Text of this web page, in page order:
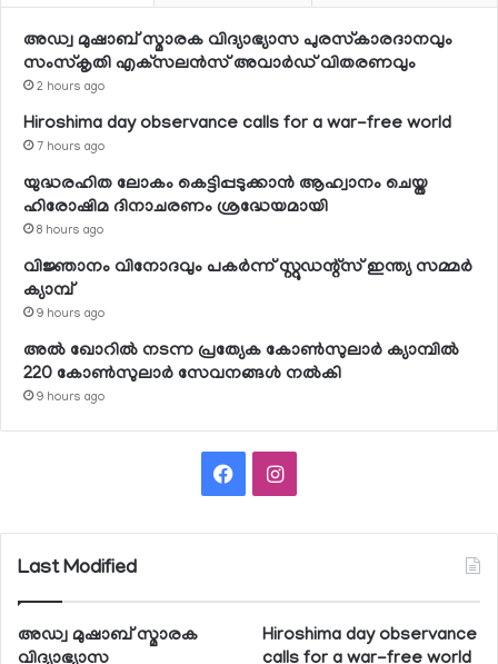
അഡ്വ മുഷാബ് സ്മാരക വിദ്യാഭ്യാസ പുരസ്‌കാരദാനവും
സംസ്‌കൃതി എക്‌സലന്‍സ് അവാര്‍ഡ് വിതരണവും
2 hours ago
Hiroshima day observance calls for a war-free world
7 hours ago
യുദ്ധരഹിത ലോകം കെട്ടിപ്പടുക്കാന്‍ ആഹ്വാനം ചെയ്ത
ഹിരോഷിമ ദിനാചരണം ശ്രദ്ധേയമായി
8 hours ago
വിജ്ഞാനം വിനോദവും പകര്‍ന്ന് സ്റ്റുഡന്റ്‌സ് ഇന്ത്യ സമ്മര്‍
ക്യാമ്പ്
9 hours ago
അല്‍ ഖോറില്‍ നടന്ന പ്രത്യേക കോണ്‍സുലാര്‍ ക്യാമ്പില്‍
220 കോണ്‍സുലാര്‍ സേവനങ്ങള്‍ നല്‍കി
9 hours ago
FacebookInstagram
Last Modified
അഡ്വ മുഷാബ് സ്മാരക
വിദ്യാഭ്യാസ
Hiroshima day observance
calls for a war-free world